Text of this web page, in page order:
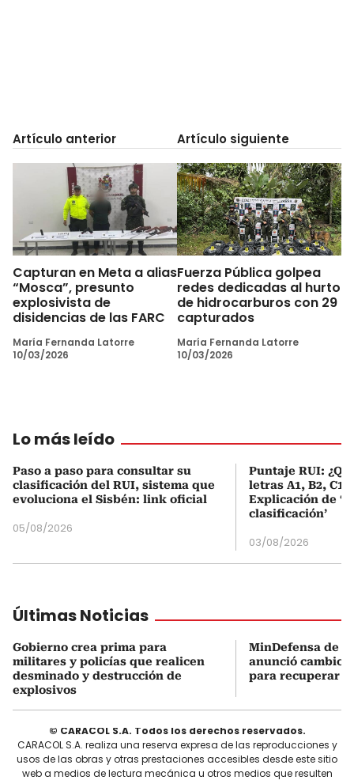
Artículo anterior
Capturan en Meta a alias
“Mosca”, presunto
explosivista de
disidencias de las FARC
María Fernanda Latorre
10/03/2026
Artículo siguiente
Fuerza Pública golpea
redes dedicadas al hurto
de hidrocarburos con 29
capturados
María Fernanda Latorre
10/03/2026
Lo más leído
Paso a paso para consultar su
clasificación del RUI, sistema que
evoluciona el Sisbén: link oficial
05/08/2026
Puntaje RUI:
letras A1, B2, C1
Explicación de
clasificación’
03/08/2026
Últimas Noticias
Gobierno crea prima para
militares y policías que realicen
desminado y destrucción de
explosivos
MinDefensa de
anunció cambios
para recuperar
© CARACOL S.A. Todos los derechos reservados.
CARACOL S.A. realiza una reserva expresa de las reproducciones y
usos de las obras y otras prestaciones accesibles desde este sitio
web a medios de lectura mecánica u otros medios que resulten